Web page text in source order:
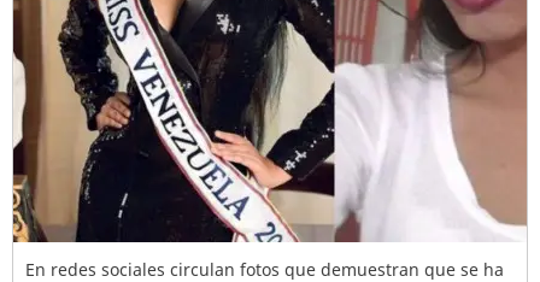
En redes sociales circulan fotos que demuestran que se ha